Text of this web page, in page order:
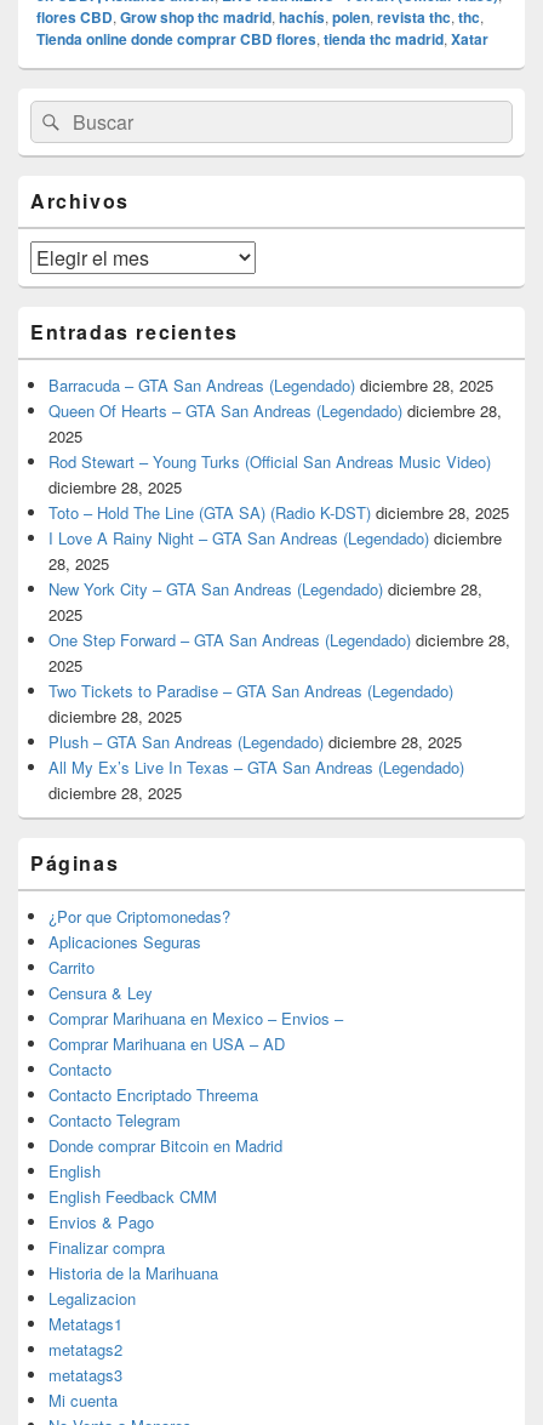
flores CBD, Grow shop thc madrid, hachís, polen, revista thc, thc,
Tienda online donde comprar CBD flores, tienda thc madrid, Xatar
área
de
widget
lateral
primaria
Buscar
por:
Buscar
Archivos
Archivos
Entradas recientes
Barracuda – GTA San Andreas (Legendado) diciembre 28, 2025
Queen Of Hearts – GTA San Andreas (Legendado) diciembre 28,
2025
Rod Stewart – Young Turks (Official San Andreas Music Video)
diciembre 28, 2025
Toto – Hold The Line (GTA SA) (Radio K-DST) diciembre 28, 2025
I Love A Rainy Night – GTA San Andreas (Legendado) diciembre
28, 2025
New York City – GTA San Andreas (Legendado) diciembre 28,
2025
One Step Forward – GTA San Andreas (Legendado) diciembre 28,
2025
Two Tickets to Paradise – GTA San Andreas (Legendado)
diciembre 28, 2025
Plush – GTA San Andreas (Legendado) diciembre 28, 2025
All My Ex’s Live In Texas – GTA San Andreas (Legendado)
diciembre 28, 2025
Páginas
¿Por que Criptomonedas?
Aplicaciones Seguras
Carrito
Censura & Ley
Comprar Marihuana en Mexico – Envios –
Comprar Marihuana en USA – AD
Contacto
Contacto Encriptado Threema
Contacto Telegram
Donde comprar Bitcoin en Madrid
English
English Feedback CMM
Envios & Pago
Finalizar compra
Historia de la Marihuana
Legalizacion
Metatags1
metatags2
metatags3
Mi cuenta